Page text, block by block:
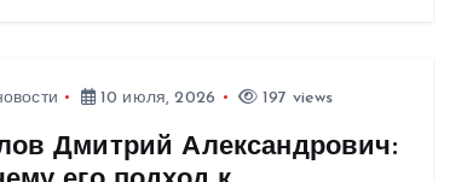
10 июля, 2026 197 views
Дмитрий Александрович: